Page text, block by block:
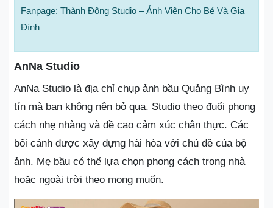
Fanpage: Thành Đông Studio – Ảnh Viện Cho Bé Và Gia
Đình
AnNa Studio
AnNa Studio là địa chỉ chụp ảnh bầu Quảng Bình uy
tín mà bạn không nên bỏ qua. Studio theo đuổi phong
cách nhẹ nhàng và đề cao cảm xúc chân thực. Các
bối cảnh được xây dựng hài hòa với chủ đề của bộ
ảnh. Mẹ bầu có thể lựa chọn phong cách trong nhà
hoặc ngoài trời theo mong muốn.